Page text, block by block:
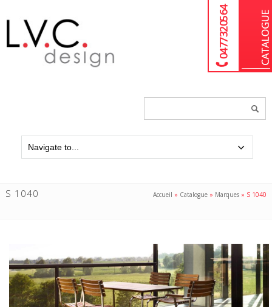
04 77 32 05 64
S 1040 Accueil » Catalogue » Marques » S 1040